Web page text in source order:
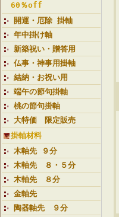
60％off
開運・厄除 掛軸
年中掛け軸
新築祝い・贈答用
仏事・神事用掛軸
結納・お祝い用
端午の節句掛軸
桃の節句掛軸
大特価 限定販売
掛軸材料
木軸先 ９分
木軸先 ８・５分
木軸先 ８分
金軸先
陶器軸先 ９分